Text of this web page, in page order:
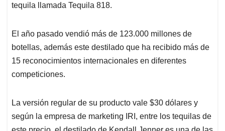
tequila llamada Tequila 818.
El año pasado vendió más de 123.000 millones de
botellas, además este destilado que ha recibido más de
15 reconocimientos internacionales en diferentes
competiciones.
La versión regular de su producto vale $30 dólares y
según la empresa de marketing IRI, entre los tequilas de